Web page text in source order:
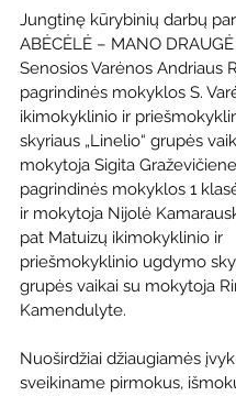
Jungtinę kūrybinių darbų
ABĖCĖLĖ – MANO
Senosios Varėnos Andriaus
pagrindinės mokyklos S.
ikimokyklinio ir
skyriaus „Linelio“ grupės
mokytoja Sigita
pagrindinės mokyklos 1
ir mokytoja Nijolė
pat Matuizų ikimokyklinio ir
priešmokyklinio ugdymo
grupės vaikai su mokytoja
Kamendulyte.
Nuoširdžiai džiaugiamės
sveikiname pirmokus,